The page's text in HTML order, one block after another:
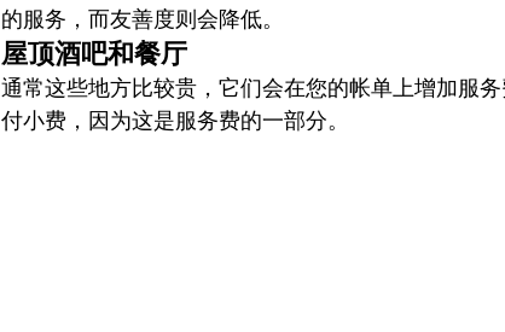
的服务，而友善度则会降低。
屋顶酒吧和餐厅
通常这些地方比较贵，它们会在您的帐单上增加服
付小费，因为这是服务费的一部分。